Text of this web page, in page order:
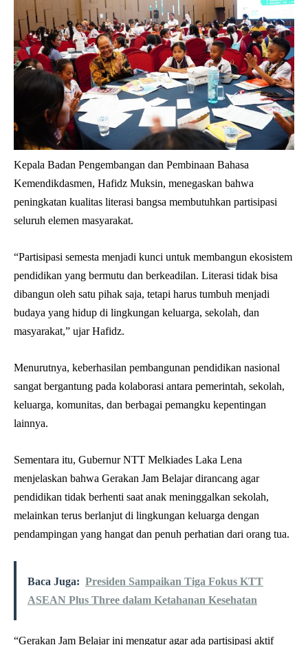
Kepala Badan Pengembangan dan Pembinaan Bahasa
Kemendikdasmen, Hafidz Muksin, menegaskan bahwa
peningkatan kualitas literasi bangsa membutuhkan partisipasi
seluruh elemen masyarakat.
“Partisipasi semesta menjadi kunci untuk membangun ekosistem
pendidikan yang bermutu dan berkeadilan. Literasi tidak bisa
dibangun oleh satu pihak saja, tetapi harus tumbuh menjadi
budaya yang hidup di lingkungan keluarga, sekolah, dan
masyarakat,” ujar Hafidz.
Menurutnya, keberhasilan pembangunan pendidikan nasional
sangat bergantung pada kolaborasi antara pemerintah, sekolah,
keluarga, komunitas, dan berbagai pemangku kepentingan
lainnya.
Sementara itu, Gubernur NTT Melkiades Laka Lena
menjelaskan bahwa Gerakan Jam Belajar dirancang agar
pendidikan tidak berhenti saat anak meninggalkan sekolah,
melainkan terus berlanjut di lingkungan keluarga dengan
pendampingan yang hangat dan penuh perhatian dari orang tua.
Baca Juga: Presiden Sampaikan Tiga Fokus KTT
ASEAN Plus Three dalam Ketahanan Kesehatan
“Gerakan Jam Belajar ini mengatur agar ada partisipasi aktif